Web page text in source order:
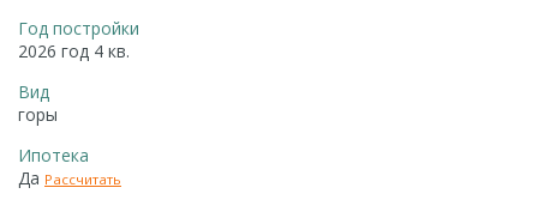
Год постройки
2026 год 4 кв.
Вид
горы
Ипотека
Да Рассчитать